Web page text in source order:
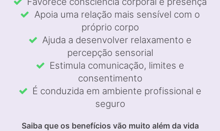
Apoia uma relação mais sensível com o
próprio corpo
Ajuda a desenvolver relaxamento e
percepção sensorial
Estimula comunicação, limites e
consentimento
É conduzida em ambiente profissional e
seguro
Saiba que os benefícios vão muito além da vida